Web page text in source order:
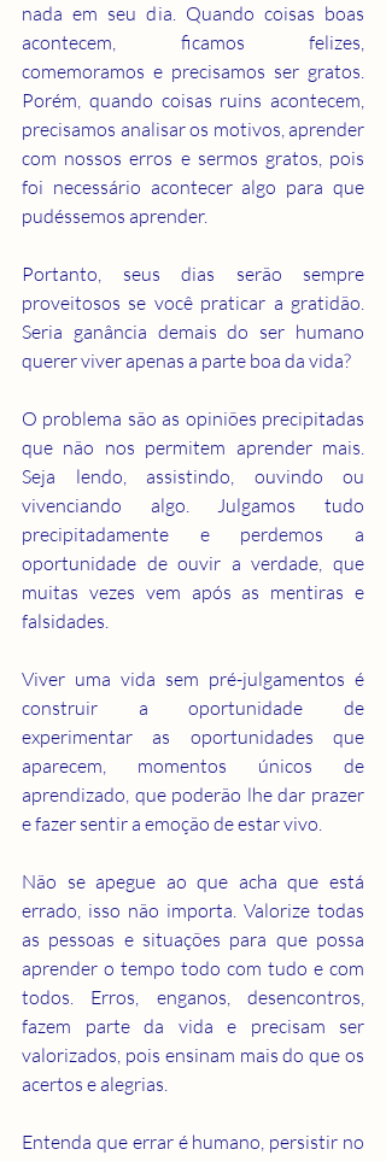
nada em seu dia. Quando coisas boas
acontecem, ficamos felizes,
comemoramos e precisamos ser gratos.
Porém, quando coisas ruins acontecem,
precisamos analisar os motivos, aprender
com nossos erros e sermos gratos, pois
foi necessário acontecer algo para que
pudéssemos aprender.
Portanto, seus dias serão sempre
proveitosos se você praticar a gratidão.
Seria ganância demais do ser humano
querer viver apenas a parte boa da vida?
O problema são as opiniões precipitadas
que não nos permitem aprender mais.
Seja lendo, assistindo, ouvindo ou
vivenciando algo. Julgamos tudo
precipitadamente e perdemos a
oportunidade de ouvir a verdade, que
muitas vezes vem após as mentiras e
falsidades.
Viver uma vida sem pré-julgamentos é
construir a oportunidade de
experimentar as oportunidades que
aparecem, momentos únicos de
aprendizado, que poderão lhe dar prazer
e fazer sentir a emoção de estar vivo.
Não se apegue ao que acha que está
errado, isso não importa. Valorize todas
as pessoas e situações para que possa
aprender o tempo todo com tudo e com
todos. Erros, enganos, desencontros,
fazem parte da vida e precisam ser
valorizados, pois ensinam mais do que os
acertos e alegrias.
Entenda que errar é humano, persistir no